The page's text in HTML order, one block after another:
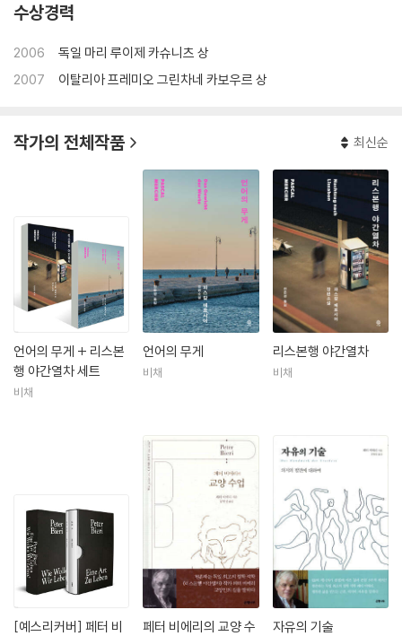
하는 독일 출판사 Hanser의 조 렌들은 “우리는 위대한 사상가이자 소설
을 불어 넣었다”며 “우리에겐 그의 작품들이 남아 있고 이에 그에게 감사
드린다”고 추모의 뜻을 밝혔다.
수상경력
2006
독일 마리 루이제 카슈니츠 상
2007
이탈리아 프레미오 그린차네 카보우르 상
작가의 전체작품 최신순
언어의 무게 + 리스본
행 야간열차 세트
비채
언어의 무게
비채
리스본행 야간열차
비채
[예스리커버] 페터 비
페터 비에리의 교양 수
자유의 기술